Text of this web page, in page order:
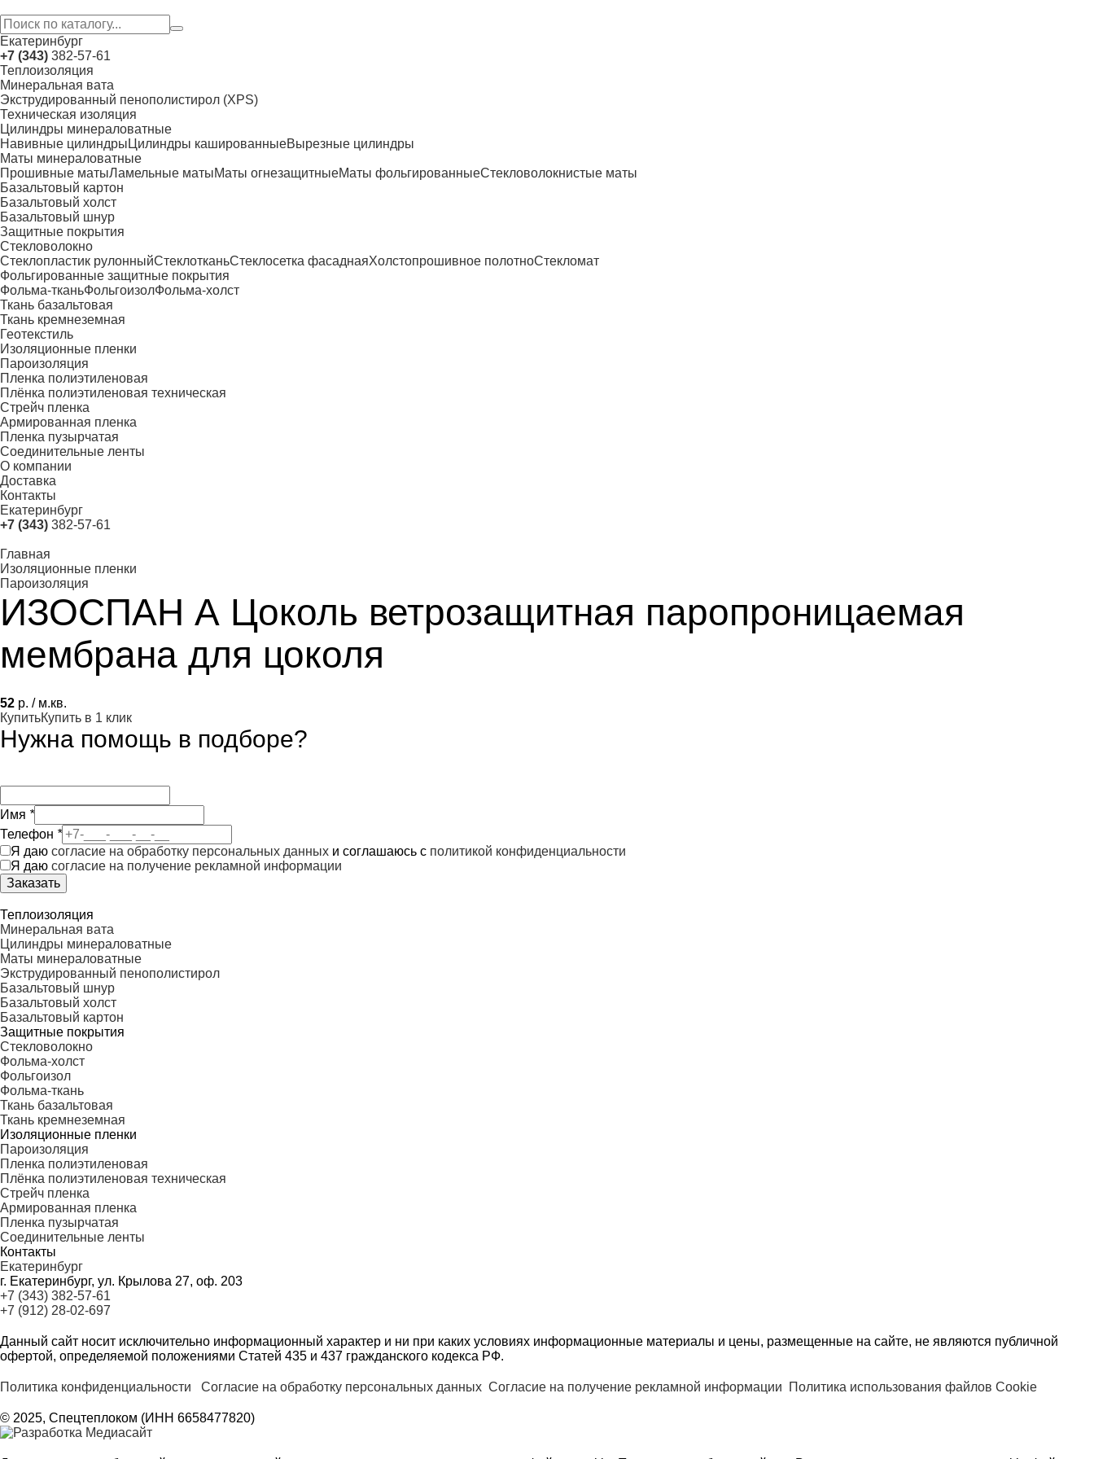
Екатеринбург
+7 (343) 382-57-61
Теплоизоляция
Минеральная вата
Экструдированный пенополистирол (XPS)
Техническая изоляция
Цилиндры минераловатные
Навивные цилиндры Цилиндры кашированныеВырезные цилиндры
Маты минераловатные
Прошивные матыЛамельные матыМаты огнезащитныеМаты фольгированныеСтекловолокнистые маты
Базальтовый картон
Базальтовый холст
Базальтовый шнур
Защитные покрытия
Стекловолокно
Стеклопластик рулонныйСтеклотканьСтеклосетка фасаднаяХолстопрошивное полотноСтекломат
Фольгированные защитные покрытия
Фольма-тканьФольгоизолФольма-холст
Ткань базальтовая
Ткань кремнеземная
Геотекстиль
Изоляционные пленки
Пароизоляция
Пленка полиэтиленовая
Плёнка полиэтиленовая техническая
Стрейч пленка
Армированная пленка
Пленка пузырчатая
Соединительные ленты
О компании
Доставка
Контакты
Екатеринбург
+7 (343) 382-57-61
Главная
Изоляционные пленки
Пароизоляция
ИЗОСПАН А Цоколь ветрозащитная паропроницаемая
мембрана для цоколя
52 р. / м.кв.
КупитьКупить в 1 клик
Нужна помощь в подборе?
Имя *
Телефон *
Я даю согласие на обработку персональных данных и соглашаюсь с политикой конфиденциальности
Я даю согласие на получение рекламной информации
Заказать
Теплоизоляция
Минеральная вата
Цилиндры минераловатные
Маты минераловатные
Экструдированный пенополистирол
Базальтовый шнур
Базальтовый холст
Базальтовый картон
Защитные покрытия
Стекловолокно
Фольма-холст
Фольгоизол
Фольма-ткань
Ткань базальтовая
Ткань кремнеземная
Изоляционные пленки
Пароизоляция
Пленка полиэтиленовая
Плёнка полиэтиленовая техническая
Стрейч пленка
Армированная пленка
Пленка пузырчатая
Соединительные ленты
Контакты
Екатеринбург
г. Екатеринбург, ул. Крылова 27, оф. 203
+7 (343) 382-57-61
+7 (912) 28-02-697
Данный сайт носит исключительно информационный характер и ни при каких условиях информационные материалы и цены, размещенные на сайте, не являются публичной
офертой, определяемой положениями Статей 435 и 437 гражданского кодекса РФ.
Политика конфиденциальности Согласие на обработку персональных данных Согласие на получение рекламной информации Политика использования файлов Cookie
© 2025, Спецтеплоком (ИНН 6658477820)